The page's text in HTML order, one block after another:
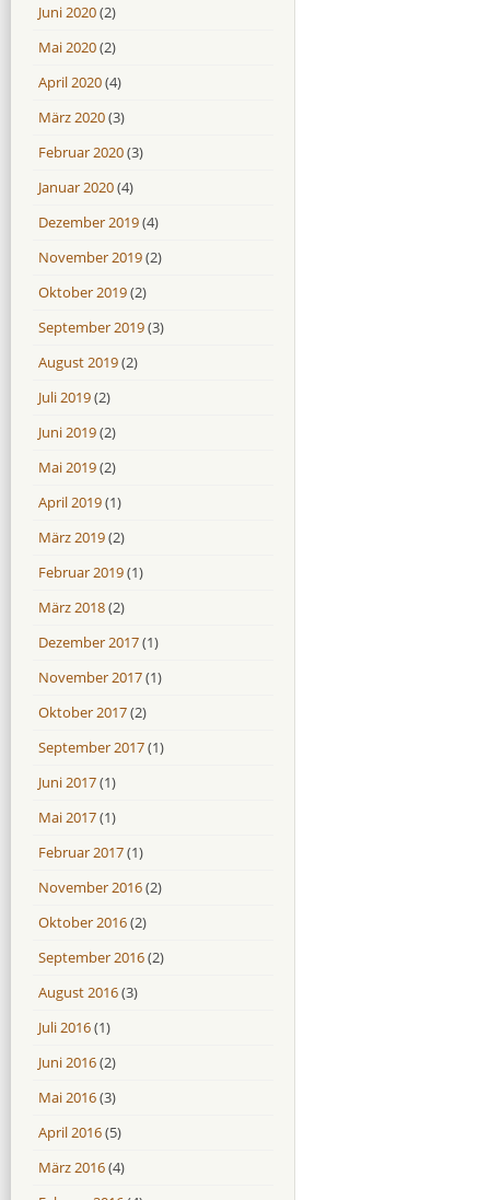
Juni 2020(2)
Mai 2020(2)
April 2020(4)
März 2020(3)
Februar 2020(3)
Januar 2020(4)
Dezember 2019(4)
November 2019(2)
Oktober 2019(2)
September 2019(3)
August 2019(2)
Juli 2019(2)
Juni 2019(2)
Mai 2019(2)
April 2019(1)
März 2019(2)
Februar 2019(1)
März 2018(2)
Dezember 2017(1)
November 2017(1)
Oktober 2017(2)
September 2017(1)
Juni 2017(1)
Mai 2017(1)
Februar 2017(1)
November 2016(2)
Oktober 2016(2)
September 2016(2)
August 2016(3)
Juli 2016(1)
Juni 2016(2)
Mai 2016(3)
April 2016(5)
März 2016(4)